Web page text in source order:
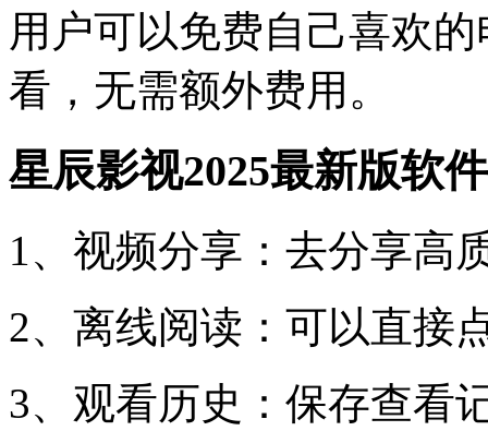
用户可以免费自己喜欢
看，无需额外费用。
星辰影视2025最新版软
1、视频分享：去分享高
2、离线阅读：可以直接
3、观看历史：保存查看